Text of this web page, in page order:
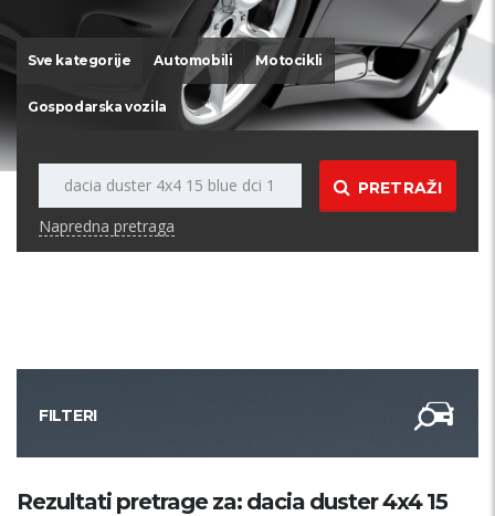
Sve kategorije Automobili Motocikli
Gospodarska vozila
PRETRAŽI
Napredna pretraga
FILTERI
Kategorija
Rezultati pretrage za: dacia duster 4x4 15